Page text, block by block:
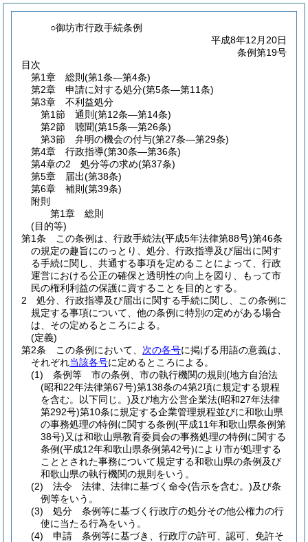
○御坊市行政手続条例
平成8年12月20日
条例第19号
目次
第1章
総則 (第1条―第4条)
第2章
申請に対する処分(第5条―第11条)
第3章
不利益処分
第1節
通則 (第12条―第14条)
第2節
聴聞(第15条―第26条)
第3節
弁明の機会の付与(第27条―第29条)
第4章
行政指導(第30条―第36条)
第4章の2
処分等の求め(第37条)
第5章
届出(第38条)
第6章
補則 (第39条)
附則
第1章
総則
(目的等)
第1条
この条例は、行政手続法(平成5年法律第88号)第46条
の規定の趣旨にのっとり、処分、行政指導及び届出に関す
る手続に関し、共通する事項を定めることによって、行政
運営における公正の確保と透明性の向上を図り、もって市
民の権利利益の保護に資することを目的とする。
2
処分、行政指導及び届出に関する手続に関し、この条例に
規定する事項について、他の条例に特別の定めがある場合
は、その定めるところによる。
(定義)
第2条
この条例において、 次の各号に掲げる用語の意義は、
それぞれ当該各号に定めるところによる。
(1)
条例等 市の条例、市の執行機関の規則 (地方自治法
(昭和22年法律第67号)第138条の4第2項に規定する規程
を含む。以下同じ。)及び地方公営企業法(昭和27年法律
第292号)第10条に規定する企業管理規程並びに和歌山県
の事務処理の特例に関する条例(平成11年和歌山県条例第
38号)又は和歌山県教育委員会の事務処理の特例に関する
条例(平成12年和歌山県条例第42号)により市が処理する
こととされた事務について規定する和歌山県の条例及び
和歌山県の執行機関の規則をいう。
(2)
法令 法律、法律に基づく命令(告示を含む。)及び条
例等をいう。
(3)
処分 条例等に基づく行政庁の処分その他公権力の行
使に当たる行為をいう。
(4)
申請 条例等に基づき、行政庁の許可、認可、免許そ